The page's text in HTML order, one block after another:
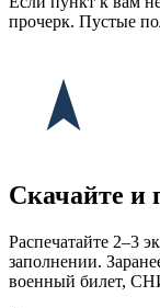
прочерк. Пустые
Скачайте и
Распечатайте 2–3
заполнении.
военный билет,